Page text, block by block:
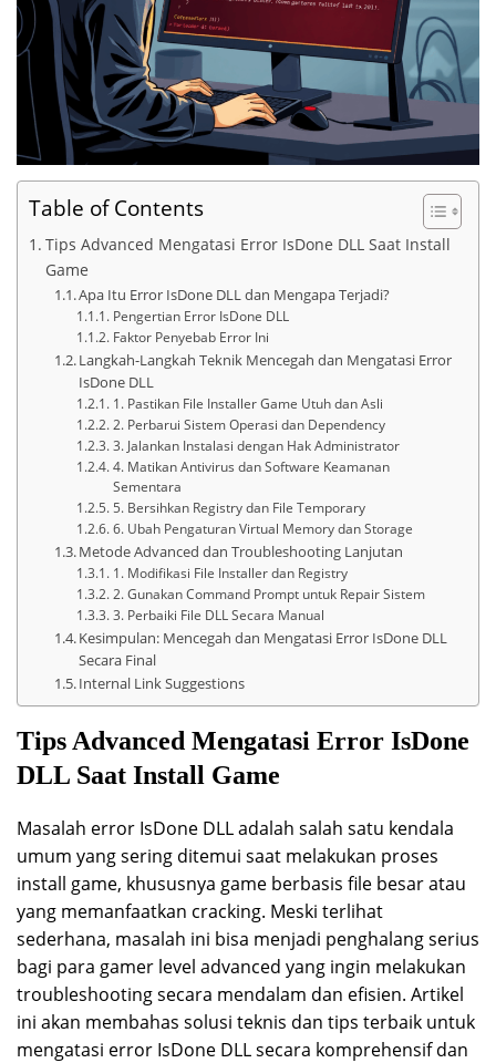
Table of Contents
Tips Advanced Mengatasi Error IsDone DLL Saat Install
Game
Apa Itu Error IsDone DLL dan Mengapa Terjadi?
Pengertian Error IsDone DLL
Faktor Penyebab Error Ini
Langkah-Langkah Teknik Mencegah dan Mengatasi Error
IsDone DLL
1. Pastikan File Installer Game Utuh dan Asli
2. Perbarui Sistem Operasi dan Dependency
3. Jalankan Instalasi dengan Hak Administrator
4. Matikan Antivirus dan Software Keamanan
Sementara
5. Bersihkan Registry dan File Temporary
6. Ubah Pengaturan Virtual Memory dan Storage
Metode Advanced dan Troubleshooting Lanjutan
1. Modifikasi File Installer dan Registry
2. Gunakan Command Prompt untuk Repair Sistem
3. Perbaiki File DLL Secara Manual
Kesimpulan: Mencegah dan Mengatasi Error IsDone DLL
Secara Final
Internal Link Suggestions
Tips Advanced Mengatasi Error IsDone
DLL Saat Install Game
Masalah error IsDone DLL adalah salah satu kendala
umum yang sering ditemui saat melakukan proses
install game, khususnya game berbasis file besar atau
yang memanfaatkan cracking. Meski terlihat
sederhana, masalah ini bisa menjadi penghalang serius
bagi para gamer level advanced yang ingin melakukan
troubleshooting secara mendalam dan efisien. Artikel
ini akan membahas solusi teknis dan tips terbaik untuk
mengatasi error IsDone DLL secara komprehensif dan